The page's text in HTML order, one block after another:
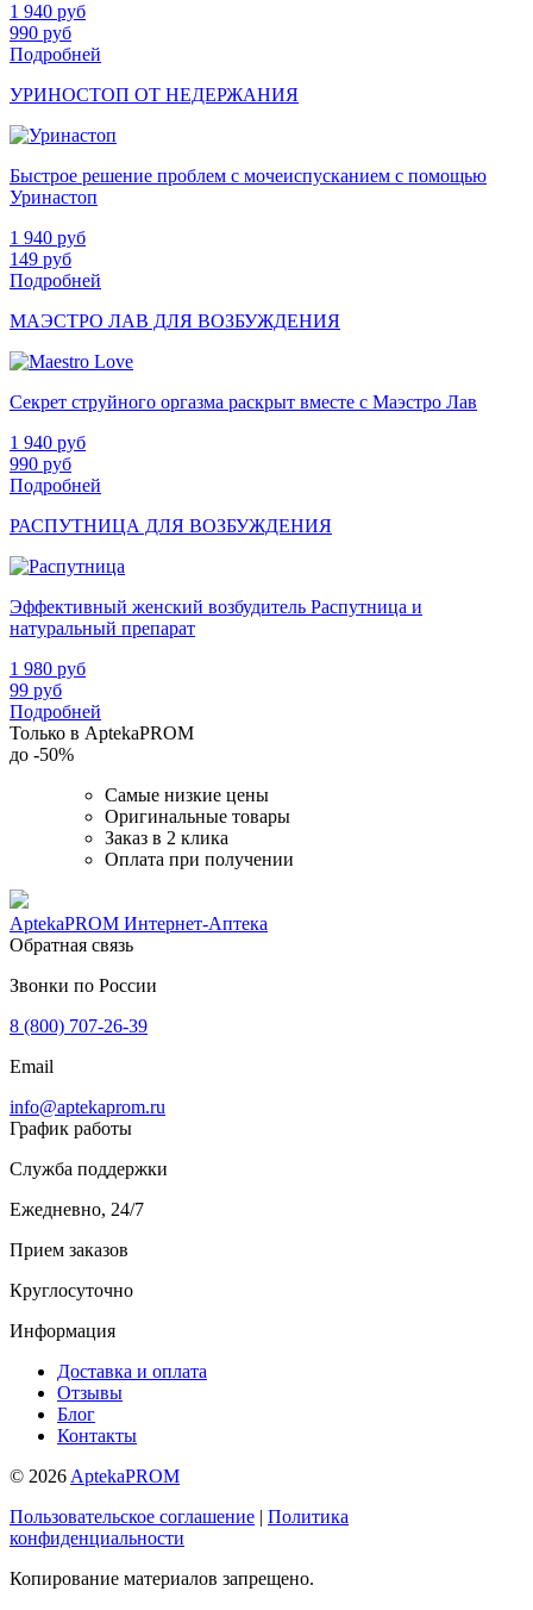
1 940 руб
990 руб
Подробней
УРИНОСТОП ОТ НЕДЕРЖАНИЯ
Быстрое решение проблем с мочеиспусканием с помощью
Уринастоп
1 940 руб
149 руб
Подробней
МАЭСТРО ЛАВ ДЛЯ ВОЗБУЖДЕНИЯ
Секрет струйного оргазма раскрыт вместе с Маэстро Лав
1 940 руб
990 руб
Подробней
РАСПУТНИЦА ДЛЯ ВОЗБУЖДЕНИЯ
Эффективный женский возбудитель Распутница и
натуральный препарат
1 980 руб
99 руб
Подробней
Только в AptekaPROM
до -50%
Самые низкие цены
Оригинальные товары
Заказ в 2 клика
Оплата при получении
AptekaPROM Интернет-Аптека
Обратная связь
Звонки по России
8 (800) 707-26-39
Email
info@aptekaprom.ru
График работы
Служба поддержки
Ежедневно, 24/7
Прием заказов
Круглосуточно
Информация
Доставка и оплата
Отзывы
Блог
Контакты
© 2026 AptekaPROM
Пользовательское соглашение | Политика
конфиденциальности
Копирование материалов запрещено.